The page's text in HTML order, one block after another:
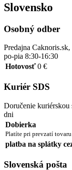
Slovensko
Osobný odber
Predajna
po-pia 8:30-16:30
Hotovosť 0 €
Kuriér SDS
Doručenie kuriérskou
dni
Dobierka
Platíte pri prevzatí tovaru
platba na splátky
Slovenská pošta